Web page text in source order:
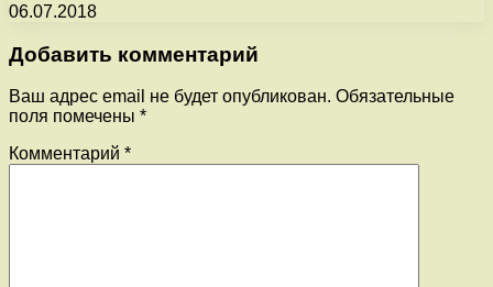
06.07.2018
Добавить комментарий
Ваш адрес email не будет опубликован. Обязательные
поля помечены *
Комментарий *